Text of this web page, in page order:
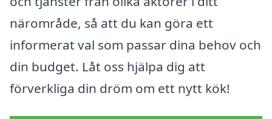
närområde, så att du kan göra ett
informerat val som passar dina behov och
din budget. Låt oss hjälpa dig att
förverkliga din dröm om ett nytt kök!